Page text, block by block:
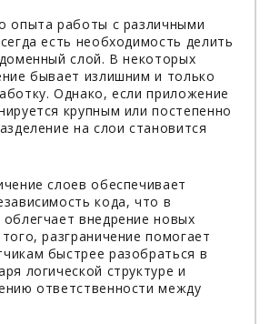
опыта работы с различными
есть необходимость делить
слой. В некоторых
бывает излишним и только
Однако, если приложение
крупным или постепенно
на слои становится
слоев обеспечивает
кода, что в
внедрение новых
разграничение помогает
быстрее разобраться в
логической структуре и
ответственности между